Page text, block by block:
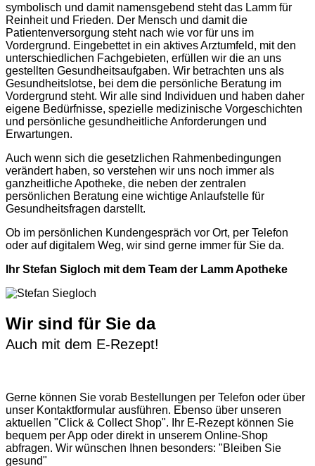
symbolisch und damit namensgebend steht das Lamm für
Reinheit und Frieden. Der Mensch und damit die
Patientenversorgung steht nach wie vor für uns im
Vordergrund. Eingebettet in ein aktives Arztumfeld, mit den
unterschiedlichen Fachgebieten, erfüllen wir die an uns
gestellten Gesundheitsaufgaben. Wir betrachten uns als
Gesundheitslotse, bei dem die persönliche Beratung im
Vordergrund steht. Wir alle sind Individuen und haben daher
eigene Bedürfnisse, spezielle medizinische Vorgeschichten
und persönliche gesundheitliche Anforderungen und
Erwartungen.
Auch wenn sich die gesetzlichen Rahmenbedingungen
verändert haben, so verstehen wir uns noch immer als
ganzheitliche Apotheke, die neben der zentralen
persönlichen Beratung eine wichtige Anlaufstelle für
Gesundheitsfragen darstellt.
Ob im persönlichen Kundengespräch vor Ort, per Telefon
oder auf digitalem Weg, wir sind gerne immer für Sie da.
Ihr Stefan Sigloch mit dem Team der Lamm Apotheke
Wir sind für Sie da
Auch mit dem E-Rezept!
Gerne können Sie vorab Bestellungen per Telefon oder über
unser Kontaktformular ausführen. Ebenso über unseren
aktuellen "Click & Collect Shop". Ihr E-Rezept können Sie
bequem per App oder direkt in unserem Online-Shop
abfragen. Wir wünschen Ihnen besonders: "Bleiben Sie
gesund"